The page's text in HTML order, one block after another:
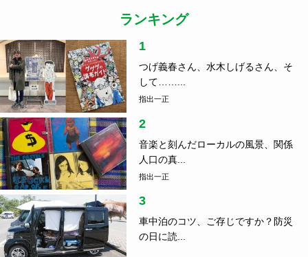
ランキング
1
つげ義春さん、水木しげるさん、そ
して……...
指出一正
2
音楽と刻んだローカルの風景、関係
人口の真...
指出一正
3
車中泊のコツ、ご存じですか？防災
の日に読...